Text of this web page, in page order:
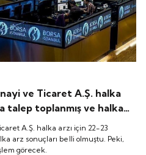
ve Ticaret A.Ş. halka
talep toplanmış ve halka
Peki, şirket payları ne
A.Ş. halka arzı için 22-23
arz sonuçları belli olmuştu. Peki,
görecek.